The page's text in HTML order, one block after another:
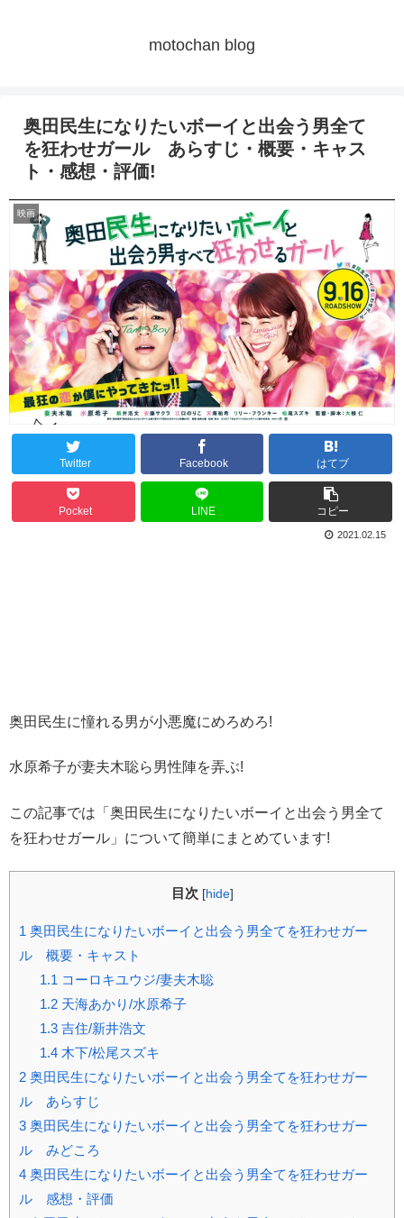
motochan blog
奥田民生になりたいボーイと出会う男全て
を狂わせガール あらすじ・概要・キャス
ト・感想・評価!
映画
Twitter Facebook はてブ
Pocket LINE コピー
2021.02.15
奥田民生に憧れる男が小悪魔にめろめろ!
水原希子が妻夫木聡ら男性陣を弄ぶ!
この記事では「奥田民生になりたいボーイと出会う男全て
を狂わせガール」について簡単にまとめています!
目次 [hide]
1 奥田民生になりたいボーイと出会う男全てを狂わせガー
ル 概要・キャスト
1.1 コーロキユウジ/妻夫木聡
1.2天海あかり/水原希子
1.3吉住/新井浩文
1.4木下/松尾スズキ
2 奥田民生になりたいボーイと出会う男全てを狂わせガー
ル あらすじ
3 奥田民生になりたいボーイと出会う男全てを狂わせガー
ル みどころ
4 奥田民生になりたいボーイと出会う男全てを狂わせガー
ル 感想・評価